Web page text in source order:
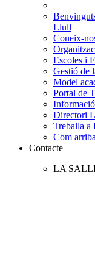
Llull
Coneix-
Escoles i
Gestió de
Model
Portal de
Directori
Treballa a
Com
Contacte
LA